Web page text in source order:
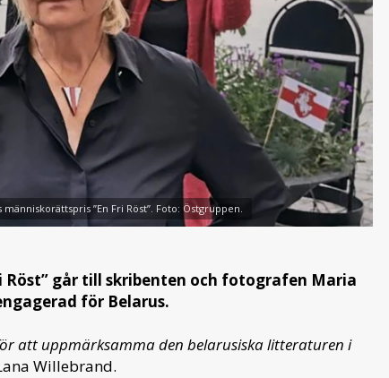
”En Fri Röst”. Foto: Östgruppen.
Röst” går till skribenten och fotografen Maria
för Belarus.
att uppmärksamma den belarusiska litteraturen i
Willebrand.